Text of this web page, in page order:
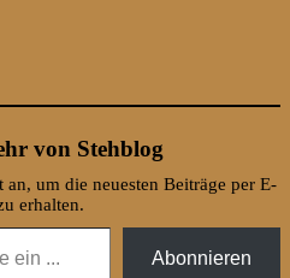
von Stehblog
um die neuesten Beiträge per E-
erhalten.
Abonnieren